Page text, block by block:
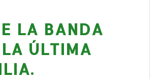
LA BANDA
LA ÚLTIMA